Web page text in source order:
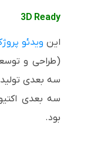
3D Ready
این ویدئو
(طراحی و
سه بعدی
سه بعدی
بود.